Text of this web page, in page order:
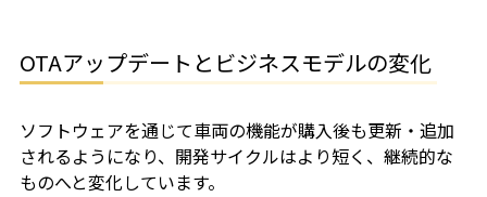
OTAアップデートとビジネスモデルの変化
ソフトウェアを通じて車両の機能が購入後も更新・追加
されるようになり、開発サイクルはより短く、継続的な
ものへと変化しています。